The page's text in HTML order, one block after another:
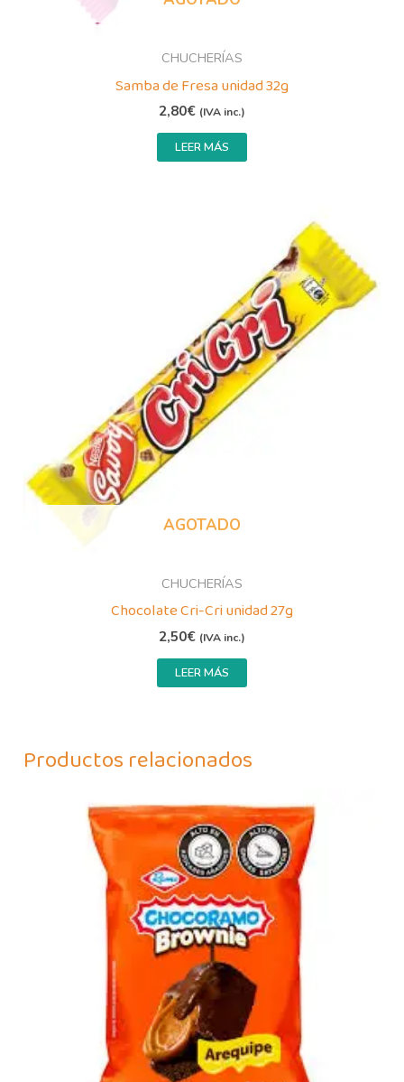
CHUCHERÍAS
Samba de Fresa unidad 32g
2,80€ (IVA inc.)
LEER MÁS
AGOTADO
CHUCHERÍAS
Chocolate Cri-Cri unidad 27g
2,50€ (IVA inc.)
LEER MÁS
Productos relacionados